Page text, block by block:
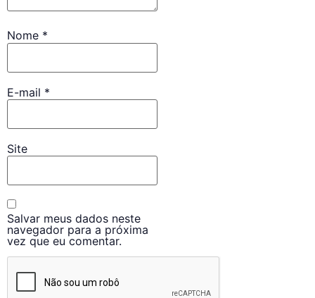
Nome *
E-mail *
Site
Salvar meus dados neste
navegador para a próxima
vez que eu comentar.